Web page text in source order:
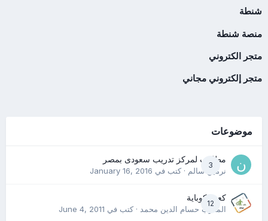
شنطة
منصة شنطة
متجر الكتروني
متجر إلكتروني مجاني
موضوعات
3
مطلوب لمركز تدريب سعودى بمصر
نرمين سالم· كتب في January 16, 2016
12
كعب كوباية
المدرب حسام الدين محمد· كتب في June 4, 2011